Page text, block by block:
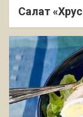
Салат